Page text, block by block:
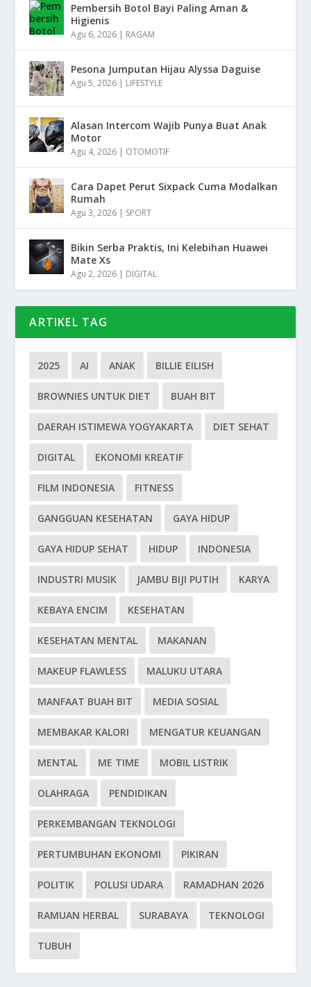
Pembersih Botol Bayi Paling Aman &
Higienis
Agu 6, 2026 | RAGAM
Pesona Jumputan Hijau Alyssa Daguise
Agu 5, 2026 | LIFESTYLE
Alasan Intercom Wajib Punya Buat Anak
Motor
Agu 4, 2026 | OTOMOTIF
Cara Dapet Perut Sixpack Cuma Modalkan
Rumah
Agu 3, 2026 | SPORT
Bikin Serba Praktis, Ini Kelebihan Huawei
Mate Xs
Agu 2, 2026 | DIGITAL
ARTIKEL TAG
2025 AI ANAK BILLIE EILISH
BROWNIES UNTUK DIET BUAH BIT
DAERAH ISTIMEWA YOGYAKARTA DIET SEHAT
DIGITAL EKONOMI KREATIF
FILM INDONESIA FITNESS
GANGGUAN KESEHATAN GAYA HIDUP
GAYA HIDUP SEHAT HIDUP INDONESIA
INDUSTRI MUSIK JAMBU BIJI PUTIH KARYA
KEBAYA ENCIM KESEHATAN
KESEHATAN MENTAL MAKANAN
MAKEUP FLAWLESS MALUKU UTARA
MANFAAT BUAH BIT MEDIA SOSIAL
MEMBAKAR KALORI MENGATUR KEUANGAN
MENTAL ME TIME MOBIL LISTRIK
OLAHRAGA PENDIDIKAN
PERKEMBANGAN TEKNOLOGI
PERTUMBUHAN EKONOMI PIKIRAN
POLITIK POLUSI UDARA RAMADHAN 2026
RAMUAN HERBAL SURABAYA TEKNOLOGI
TUBUH